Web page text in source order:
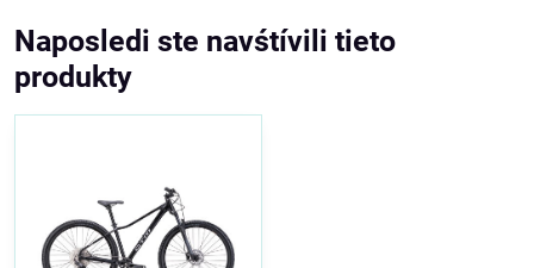
Naposledi ste navśtívili tieto
produkty